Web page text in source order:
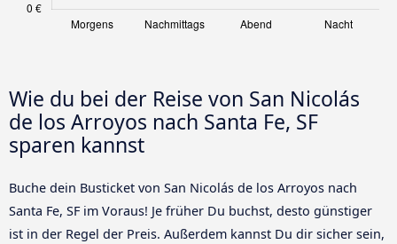
Wie du bei der Reise von San Nicolás
de los Arroyos nach Santa Fe, SF
sparen kannst
Buche dein Busticket von San Nicolás de los Arroyos nach
Santa Fe, SF im Voraus! Je früher Du buchst, desto günstiger
ist in der Regel der Preis. Außerdem kannst Du dir sicher sein,